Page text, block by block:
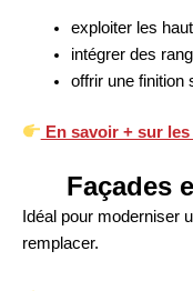
exploiter les
intégrer des
offrir une finition
En savoir + sur
Façades
Idéal pour moderniser
remplacer.